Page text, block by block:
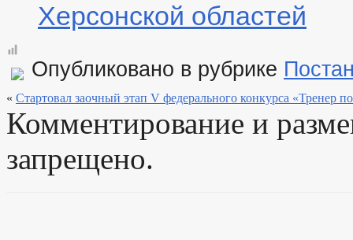
Херсонской областей
Опубликовано в рубрике
« Стартовал заочный этап V федерального конкурса «Тренер
Комментирование и
запрещено.